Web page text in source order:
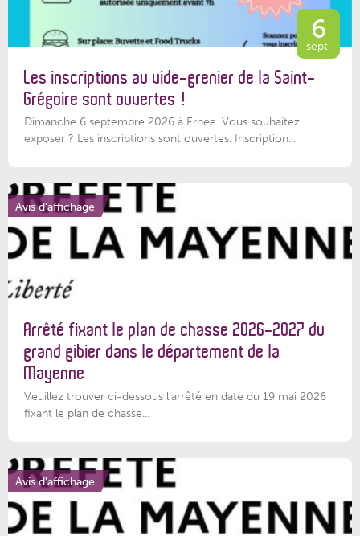
6
sept.
Les inscriptions au vide-grenier de la Saint-
Grégoire sont ouvertes !
Dimanche 6 septembre 2026 à Ernée. Vous souhaitez
exposer ? Les inscriptions sont ouvertes. Inscription...
Avis d'affichage
Arrêté fixant le plan de chasse 2026-2027 du
grand gibier dans le département de la
Mayenne
Veuillez trouver ci-dessous l’arrêté en date du 19 mai 2026
fixant le plan de chasse...
Avis d'affichage